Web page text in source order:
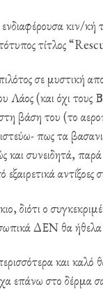
κιν/
τίτλος
σε μυστική
Λάος (και όχι τους
βάση του (το
πως τα
και συνειδητά,
αντίξοες
διότι ο
ΔΕΝ θα ήθελα
και καλό
επάνω στο δέρμα